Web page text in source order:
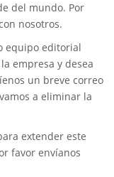
del mundo. Por
nosotros.
equipo editorial
empresa y desea
un breve correo
a eliminar la
extender este
favor envíanos